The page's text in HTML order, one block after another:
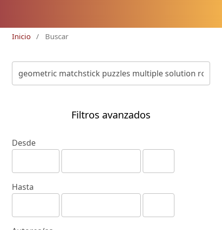
Inicio / Buscar
Filtros avanzados
Desde
Hasta